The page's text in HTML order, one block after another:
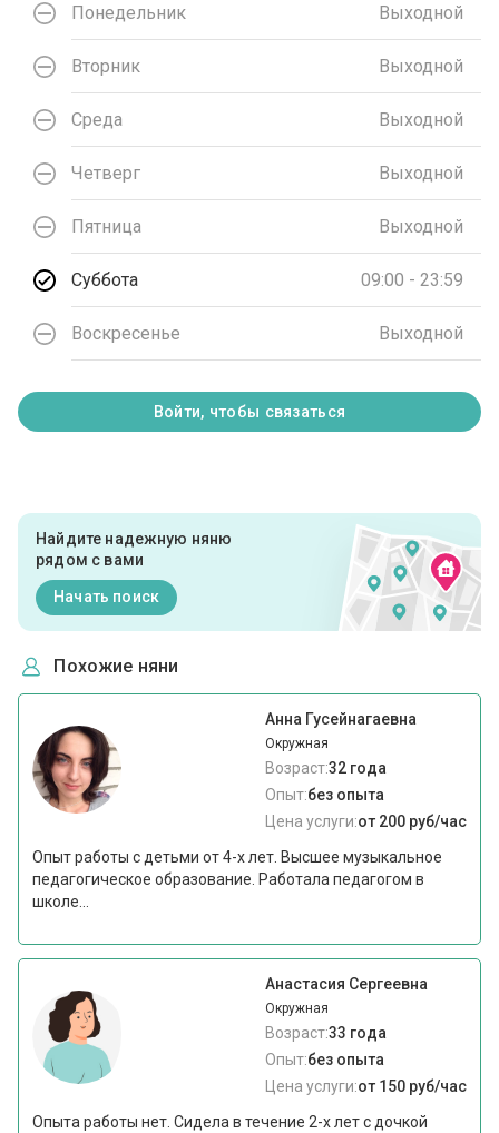
Понедельник Выходной
Вторник Выходной
Среда Выходной
Четверг Выходной
Пятница Выходной
Суббота 09:00 - 23:59
Воскресенье Выходной
Войти, чтобы связаться
Найдите надежную няню
рядом с вами
Начать поиск
Похожие няни
Анна Гусейнагаевна
Окружная
Возраст:32 года
Опыт:без опыта
Цена услуги:от 200 руб/час
Опыт работы с детьми от 4-х лет. Высшее музыкальное
педагогическое образование. Работала педагогом в
школе...
Анастасия Сергеевна
Окружная
Возраст:33 года
Опыт:без опыта
Цена услуги:от 150 руб/час
Опыта работы нет. Сидела в течение 2-х лет с дочкой